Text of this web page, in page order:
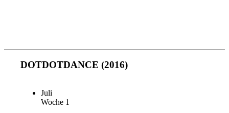
DOTDOTDANCE (2016)
Juli
Woche 1